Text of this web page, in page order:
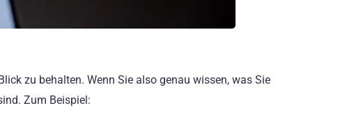
zu behalten. Wenn Sie also genau wissen, was Sie
Zum Beispiel: